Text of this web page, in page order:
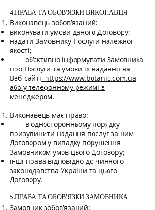
4.ПРАВА ТА ОБОВ’ЯЗКИ ВИКОНАВЦЯ
Виконавець зобов’язаний:
виконувати умови даного Договору;
надати Замовнику Послуги належної
якості;
об’єктивно інформувати Замовника
про Послуги та умови їх надання на
Веб-сайті https://www.botanic.com.ua
або у телефонному режимі з
менеджером.
Виконавець має право:
в односторонньому порядку
призупинити надання послуг за цим
Договором у випадку порушення
Замовником умов цього Договору;
інші права відповідно до чинного
законодавства України та цього
Договору.
5.ПРАВА ТА ОБОВ’ЯЗКИ ЗАМОВНИКА
Замовник зобов’язаний: